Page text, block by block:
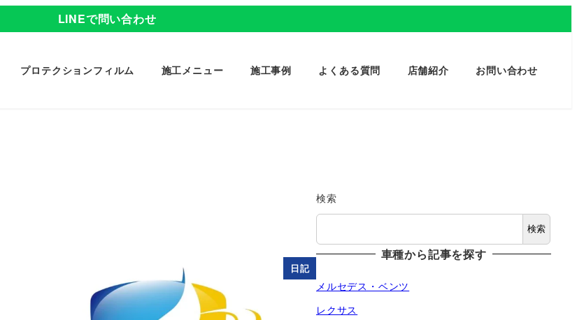
LINEで問い合わせ
プロテクションフィルム 施工メニュー 施工事例 よくある質問 店舗紹介 お問い合わせ
日記
検索
検索
車種から記事を探す
メルセデス・ベンツ
レクサス